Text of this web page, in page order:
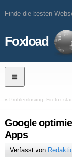
Finde die besten
Foxload
« Problemlösung: Firefox
Google
Apps
Verfasst von